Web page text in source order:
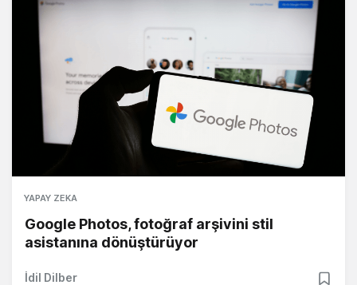
YAPAY ZEKA
Google Photos, fotoğraf arşivini stil
asistanına dönüştürüyor
İdil Dilber